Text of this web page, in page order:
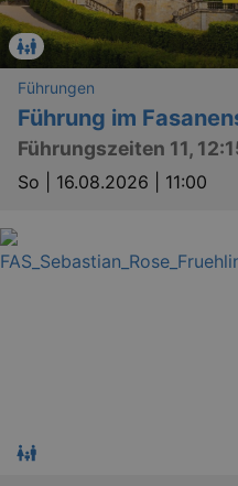
Führungen
Führung im
Führungszeiten 11,
So | 16.08.2026 | 11:00